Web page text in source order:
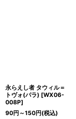
永らえし者 タウィル＝
トヴォ(パラ) [WX06-
008P]
90円 ～150円(税込)